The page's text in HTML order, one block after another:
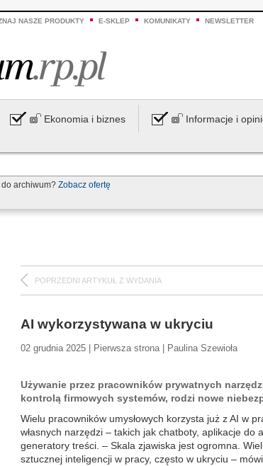
NASZE PRODUKTY E-SKLEP KOMUNIKATY NEWSLETTER
Ekonomia i biznes Informacje i
archiwum? Zobacz ofertę
POPRZEDNI ARTYKUŁ Z WYDANIA
AI wykorzystywana w ukryciu
02 grudnia 2025 | Pierwsza strona | Paulina Szewioła
Używanie przez pracowników prywatnych
kontrolą firmowych systemów, rodzi nowe
Wielu pracowników umysłowych korzysta już z AI w
własnych narzędzi – takich jak chatboty, aplikacje
generatory treści. – Skala zjawiska jest ogromna.
sztucznej inteligencji w pracy, często w ukryciu –